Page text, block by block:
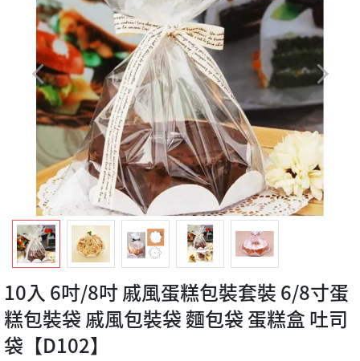
10入 6吋/8吋 戚風蛋糕包裝套裝 6/8寸蛋
糕包裝袋 戚風包裝袋 麵包袋 蛋糕盒 吐司
袋【D102】